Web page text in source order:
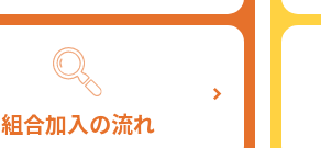
組合加入の流れ